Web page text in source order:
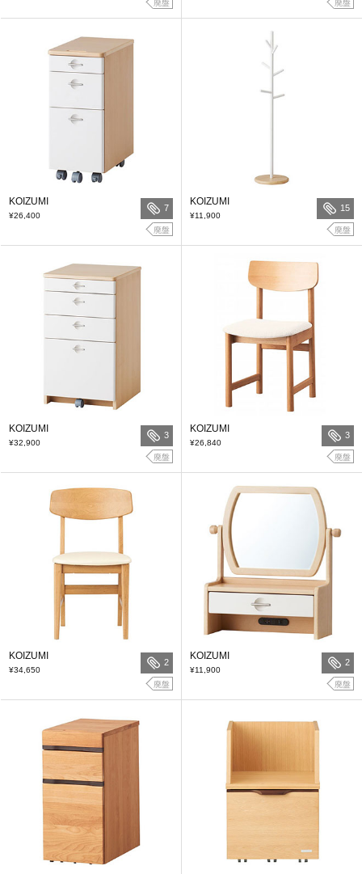
廃盤 廃盤
KOIZUMI
¥26,400
7
廃盤
KOIZUMI
¥11,900
15
廃盤
KOIZUMI
¥32,900
3
廃盤
KOIZUMI
¥26,840
3
廃盤
KOIZUMI
¥34,650
2
廃盤
KOIZUMI
¥11,900
2
廃盤